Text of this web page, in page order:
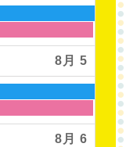
8月 5
8月 6